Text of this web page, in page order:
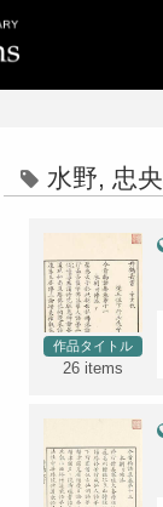
水野, 忠央
作品タイトル
26 items